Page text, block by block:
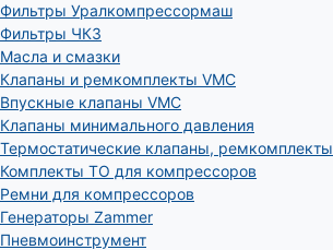
Фильтры Уралкомпрессормаш
Фильтры ЧКЗ
Масла и смазки
Клапаны и ремкомплекты VMC
Впускные клапаны VMC
Клапаны минимального давления
Термостатические клапаны, ремкомплекты
Комплекты ТО для компрессоров
Ремни для компрессоров
Генераторы Zammer
Пневмоинструмент